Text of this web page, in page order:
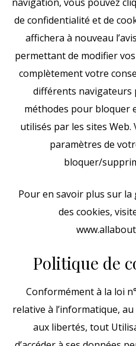
de confidentialité et de
affichera à nouveau
permettant de modifier
complètement votre
différents
méthodes pour bloquer
utilisés par les sites
paramètres de
bloquer/
Pour en savoir plus sur
des cookies,
Politique de
Conformément à la loi
relative à l’informatique,
aux libertés, tout